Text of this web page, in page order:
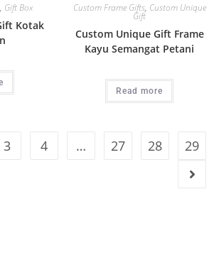
, Gift Box
Kotak
Custom Frame Gifts, Custom Unique
Gift
Custom Unique Gift Frame
Kayu Semangat Petani
Read more
3 4 … 27 28 29